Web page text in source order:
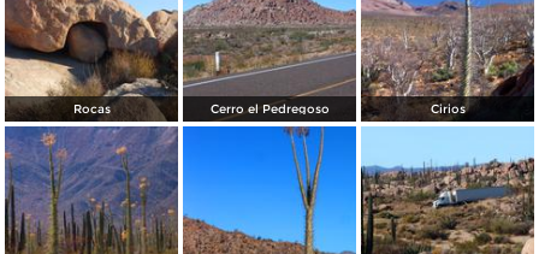
Rocas Cerro el Pedregoso Cirios